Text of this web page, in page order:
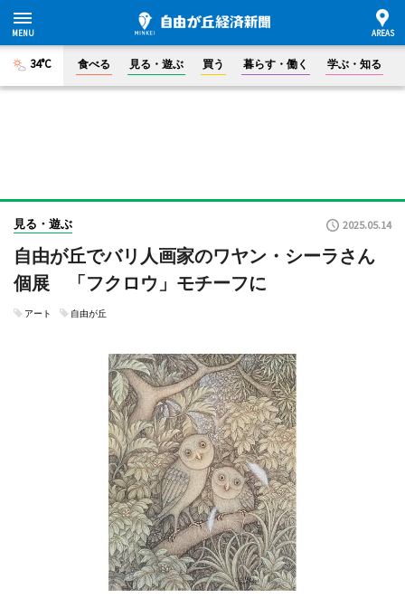
34°C 食べる 見る・遊ぶ 買う 暮らす・働く 学ぶ・知る
見る・遊ぶ 2025.05.14
自由が丘でバリ人画家のワヤン・シーラさん
個展 「フクロウ」モチーフに
アート 自由が丘